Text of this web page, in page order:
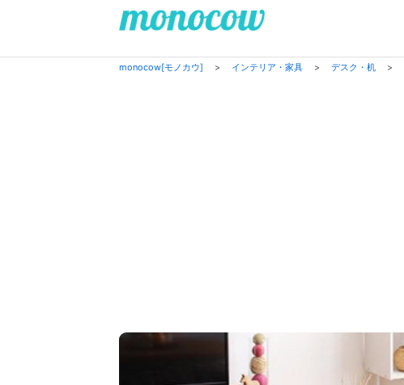
monocow[モノカウ] > インテリア・家具 > デスク・机 >